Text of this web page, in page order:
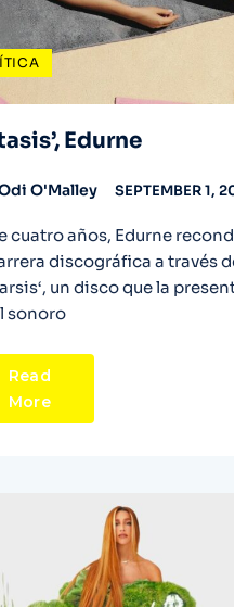
Edurne
O'Malley SEPTEMBER 1,
cuatro años, Edurne
discográfica a través
un disco que la
sonoro
Read
More